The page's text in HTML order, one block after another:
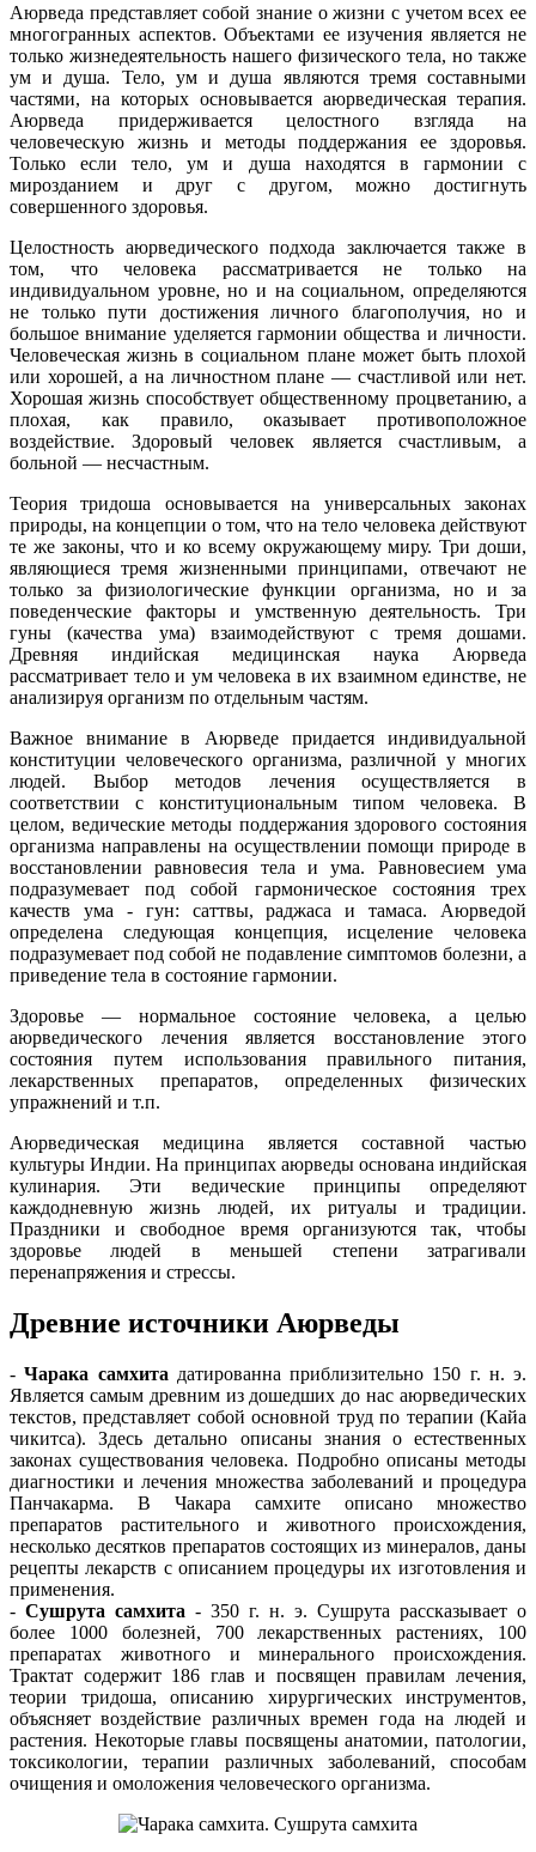
Аюрведа представляет собой знание о жизни с учетом всех ее
многогранных аспектов. Объектами ее изучения является не
только жизнедеятельность нашего физического тела, но также
ум и душа. Тело, ум и душа являются тремя составными
частями, на которых основывается аюрведическая терапия.
Аюрведа придерживается целостного взгляда на
человеческую жизнь и методы поддержания ее здоровья.
Только если тело, ум и душа находятся в гармонии с
мирозданием и друг с другом, можно достигнуть
совершенного здоровья.
Целостность аюрведического подхода заключается также в
том, что человека рассматривается не только на
индивидуальном уровне, но и на социальном, определяются
не только пути достижения личного благополучия, но и
большое внимание уделяется гармонии общества и личности.
Человеческая жизнь в социальном плане может быть плохой
или хорошей, а на личностном плане — счастливой или нет.
Хорошая жизнь способствует общественному процветанию, а
плохая, как правило, оказывает противоположное
воздействие. Здоровый человек является счастливым, а
больной — несчастным.
Теория тридоша основывается на универсальных законах
природы, на концепции о том, что на тело человека действуют
те же законы, что и ко всему окружающему миру. Три доши,
являющиеся тремя жизненными принципами, отвечают не
только за физиологические функции организма, но и за
поведенческие факторы и умственную деятельность. Три
гуны (качества ума) взаимодействуют с тремя дошами.
Древняя индийская медицинская наука Аюрведа
рассматривает тело и ум человека в их взаимном единстве, не
анализируя организм по отдельным частям.
Важное внимание в Аюрведе придается индивидуальной
конституции человеческого организма, различной у многих
людей. Выбор методов лечения осуществляется в
соответствии с конституциональным типом человека. В
целом, ведические методы поддержания здорового состояния
организма направлены на осуществлении помощи природе в
восстановлении равновесия тела и ума. Равновесием ума
подразумевает под собой гармоническое состояния трех
качеств ума - гун: саттвы, раджаса и тамаса. Аюрведой
определена следующая концепция, исцеление человека
подразумевает под собой не подавление симптомов болезни, а
приведение тела в состояние гармонии.
Здоровье — нормальное состояние человека, а целью
аюрведического лечения является восстановление этого
состояния путем использования правильного питания,
лекарственных препаратов, определенных физических
упражнений и т.п.
Аюрведическая медицина является составной частью
культуры Индии. На принципах аюрведы основана индийская
кулинария. Эти ведические принципы определяют
каждодневную жизнь людей, их ритуалы и традиции.
Праздники и свободное время организуются так, чтобы
здоровье людей в меньшей степени затрагивали
перенапряжения и стрессы.
Древние источники Аюрведы
-Чарака самхита датированна приблизительно 150 г. н. э.
Является самым древним из дошедших до нас аюрведических
текстов, представляет собой основной труд по терапии (Кайа
чикитса). Здесь детально описаны знания о естественных
законах существования человека. Подробно описаны методы
диагностики и лечения множества заболеваний и процедура
Панчакарма. В Чакара самхите описано множество
препаратов растительного и животного происхождения,
несколько десятков препаратов состоящих из минералов, даны
рецепты лекарств с описанием процедуры их изготовления и
применения.
- Сушрута самхита - 350 г. н. э. Сушрута рассказывает о
более 1000 болезней, 700 лекарственных растениях, 100
препаратах животного и минерального происхождения.
Трактат содержит 186 глав и посвящен правилам лечения,
теории тридоша, описанию хирургических инструментов,
объясняет воздействие различных времен года на людей и
растения. Некоторые главы посвящены анатомии, патологии,
токсикологии, терапии различных заболеваний, способам
очищения и омоложения человеческого организма.